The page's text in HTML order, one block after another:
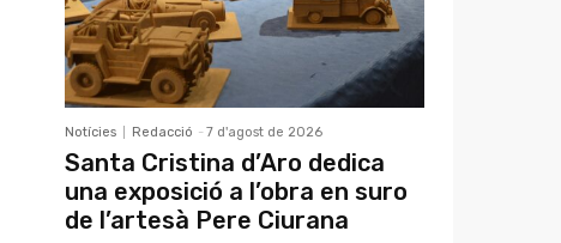
Notícies Redacció - 7 d'agost de 2026
Santa Cristina d’Aro dedica
una exposició a l’obra en suro
de l’artesà Pere Ciurana